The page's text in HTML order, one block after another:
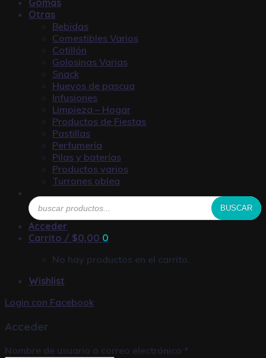
Otras
Bebidas
Comestibles Varios
Cotillón
Golosinas Varias
Snack
Huevos de pascua
Infusiones
Limpieza – Hogar
Productos de Fiestas
Pastillas
Perfumería
Pilas y baterías
Productos varios
Turrones oblea
Búsqueda
de
productos
BUSCAR
Acceder
Carrito / $0,00 0
No hay productos en el carrito.
Wishlist
Login con Facebook
Acceder
Nombre de usuario o correo electrónico *